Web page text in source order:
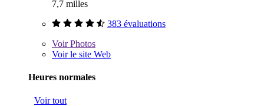
7,7 milles
383 évaluations
VoirPhotos
Voir le site Web
Heures normales
Voir tout